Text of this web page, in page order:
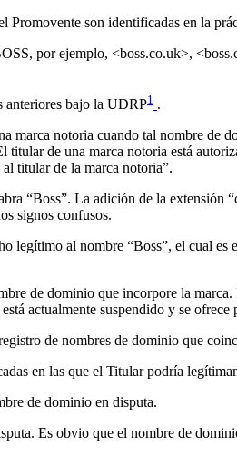
Promovente son identificadas en la
por ejemplo, <boss.co.uk>,
anteriores bajo la UDRP1 .
marca notoria cuando tal nombre de
de una marca notoria está
titular de la marca notoria”.
“Boss”. La adición de la extensión
signos confusos.
legítimo al nombre “Boss”, el cual
de dominio que incorpore la
actualmente suspendido y se ofrece
de nombres de dominio que
en las que el Titular podría
de dominio en disputa.
Es obvio que el nombre de